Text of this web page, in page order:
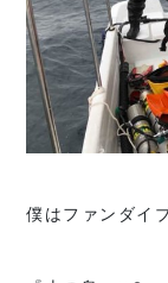
僕はファンダイ